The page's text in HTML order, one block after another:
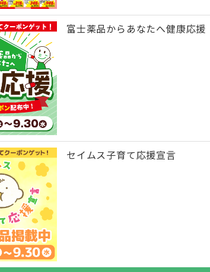
富士薬品からあなたへ健康応援
セイムス子育て応援宣言